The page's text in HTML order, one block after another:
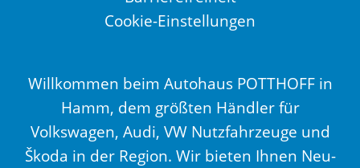
Cookie-Einstellungen
Willkommen beim Autohaus POTTHOFF in
Hamm, dem größten Händler für
Volkswagen, Audi, VW Nutzfahrzeuge und
Škoda in der Region. Wir bieten Ihnen Neu-